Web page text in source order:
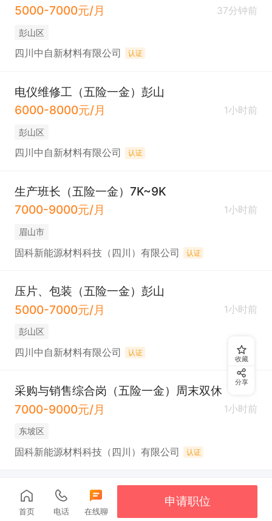
5000-7000元/月
37分钟前
彭山区
四川中自新材料有限公司 认证
电仪维修工（五险一金）彭山
6000-8000元/月
1小时前
彭山区
四川中自新材料有限公司 认证
生产班长（五险一金）7K~9K
7000-9000元/月
1小时前
眉山市
固科新能源材料科技（四川）有限公司 认证
压片、包装（五险一金）彭山
5000-7000元/月
1小时前
彭山区
四川中自新材料有限公司 认证
采购与销售综合岗（五险一金）周末双休
7000-9000元/月
1小时前
东坡区
固科新能源材料科技（四川）有限公司 认证
收藏
分享
首页 电话 在线聊
申请职位